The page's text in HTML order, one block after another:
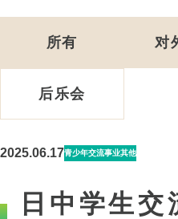
所有 对
后乐会
2025.06.17青少年交流事业其他
日中学生